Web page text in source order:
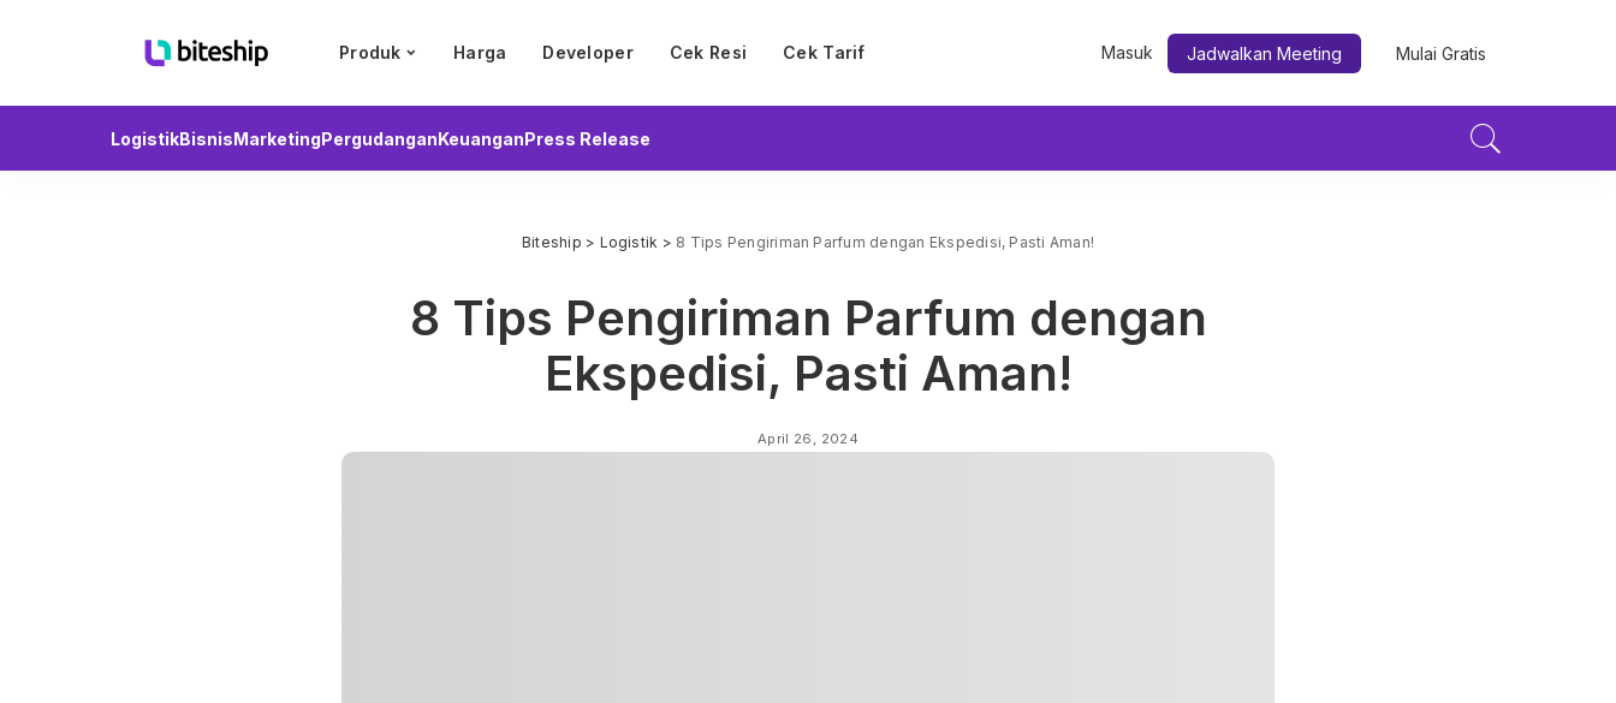
Produk Harga Developer Cek Resi Cek Tarif Masuk Jadwalkan Meeting Mulai Gratis
LogistikBisnisMarketingPergudanganKeuanganPress Release
Biteship > Logistik > 8 Tips Pengiriman Parfum dengan Ekspedisi, Pasti Aman!
8 Tips Pengiriman Parfum dengan
Ekspedisi, Pasti Aman!
April 26, 2024